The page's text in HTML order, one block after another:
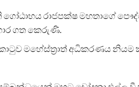
රාජපක්ෂ මහතාගේ
ගත කෙරුණි.
මහේස්ත්‍රාත් අධිකරණය නියම